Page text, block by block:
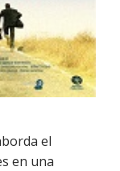
el
en una